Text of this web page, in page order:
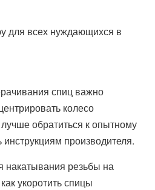
для всех нуждающихся в
спиц важно
колесо
обратиться к опытному
производителя.
накатывания резьбы на
укоротить спицы